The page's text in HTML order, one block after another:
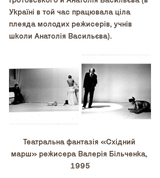
Україні в той час працювала ціла
плеяда молодих режисерів, учнів
школи Анатолія Васильєва).
Театральна фантазія «Східний
марш» режисера Валерія Більченка,
1995